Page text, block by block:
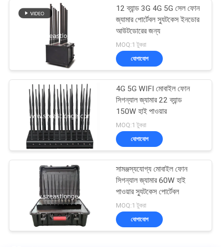
12 ব্যান্ড 3G 4G 5G সেল ফোন
জ্যামার পোর্টেবল স্যুটকেস ইনডোর
আউটডোরের জন্য
MOQ:1 টুকরা
যোগাযোগ
4G 5G WIFI মোবাইল ফোন
সিগন্যাল জ্যামার 22 ব্যান্ড
150W হাই পাওয়ার
MOQ:1 টুকরা
যোগাযোগ
সামঞ্জস্যযোগ্য মোবাইল ফোন
সিগন্যাল জ্যামার 60W হাই
পাওয়ার স্যুটকেস পোর্টেবল
MOQ:1 টুকরা
যোগাযোগ